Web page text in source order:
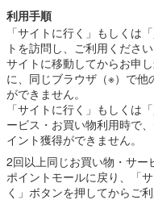
利用手順
「サイトに行く」もしくは
トを訪問し、ご利用ください
サイトに移動してからお申
に、同じブラウザ（※）で
ができません。
「サイトに行く」もしくは
ービス・お買い物利用時で
イント獲得ができません。
2回以上同じお買い物・サー
ポイントモールに戻り、「
く」ボタンを押してからご利